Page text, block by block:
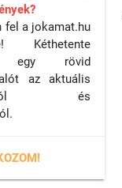
fel a jokamat.hu
Kéthetente
egy rövid
az aktuális
és